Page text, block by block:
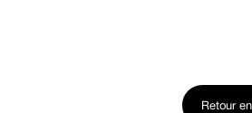
Retour